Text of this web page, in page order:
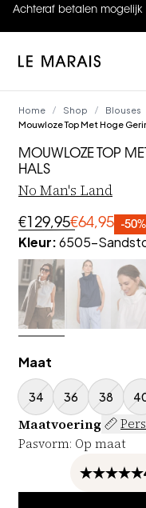
Achteraf betalen mogelijk
4.9 uit 5 (737
Le Marais
Home / Shop / Blouses
MOUWLOZE TOP
HALS
No Man's Land
€129,95€64,95 -50%
Kleur:6505-
Maat
34 36 38
Maatvoering
Pasvorm: Op maat